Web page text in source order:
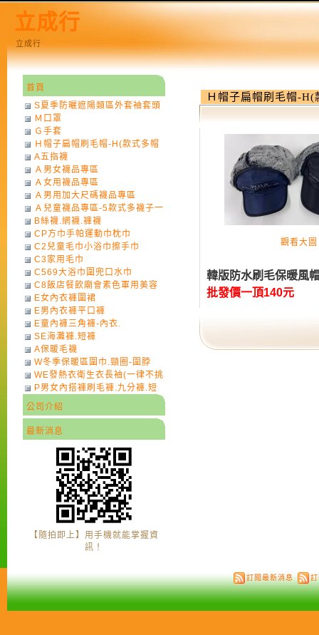
立成行
立成行
Ｈ帽子扁帽刷毛帽-
觀看大圖
韓版防水刷毛保暖風
批發價一頂140元
首頁
S夏季防曬遮陽類區外套袖套頭
巾
Ｍ口罩
Ｇ手套
Ｈ帽子扁帽刷毛帽-H(款式多帽
子一律不挑色)
A五指襪
Ａ男女襪品專區
Ａ女用襪品專區
Ａ男用加大尺碼襪品專區
Ａ兒童襪品專區-5款式多襪子一
律不挑款式花色)
B絲襪.網襪.褲襪
CP方巾手帕運動巾枕巾
C2兒童毛巾小浴巾擦手巾
C3家用毛巾
C569大浴巾圍兜口水巾
C8飯店餐飲廟會素色軍用美容
巾
E女內衣褲圍裙
E男內衣褲平口褲
E童內褲三角褲-內衣.
SE海灘褲.短褲
A保暖毛襪
W冬季保暖區圍巾.頸圈-圍脖
WE發熱衣衛生衣長袖(一律不挑
色)-7
P男女內搭褲刷毛褲.九分褲.短
褲
公司介紹
最新消息
【隨拍即上】用手機就能掌握資
訊！
訂閱最新消息 訂